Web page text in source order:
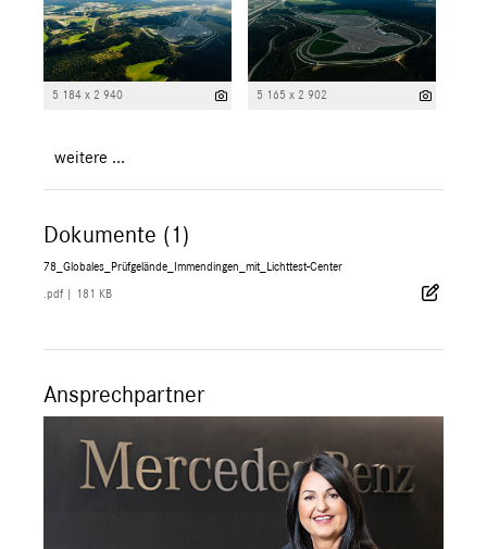
5 184 x 2 940 5 165 x 2 902
weitere ...
Dokumente (1)
78_Globales_Prüfgelände_Immendingen_mit_Lichttest-Center
.pdf 181 KB
Ansprechpartner